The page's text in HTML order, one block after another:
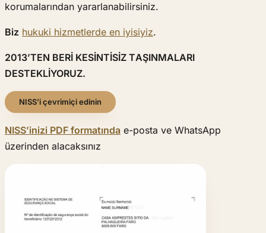
korumalarından yararlanabilirsiniz.
Biz hukuki hizmetlerde en iyisiyiz.
2013’TEN BERİ KESİNTİSİZ TAŞINMALARI
DESTEKLİYORUZ.
NISS’i çevrimiçi edinin
NISS’inizi PDF formatında e-posta ve WhatsApp
üzerinden alacaksınız